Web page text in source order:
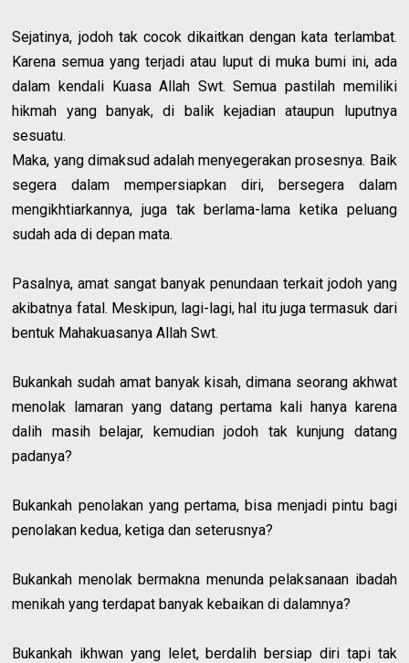
Sejatinya, jodoh tak cocok dikaitkan dengan kata terlambat.
Karena semua yang terjadi atau luput di muka bumi ini, ada
dalam kendali Kuasa Allah Swt. Semua pastilah memiliki
hikmah yang banyak, di balik kejadian ataupun luputnya
sesuatu.
Maka, yang dimaksud adalah menyegerakan prosesnya. Baik
segera dalam mempersiapkan diri, bersegera dalam
mengikhtiarkannya, juga tak berlama-lama ketika peluang
sudah ada di depan mata.
Pasalnya, amat sangat banyak penundaan terkait jodoh yang
akibatnya fatal. Meskipun, lagi-lagi, hal itu juga termasuk dari
bentuk Mahakuasanya Allah Swt.
Bukankah sudah amat banyak kisah, dimana seorang akhwat
menolak lamaran yang datang pertama kali hanya karena
dalih masih belajar, kemudian jodoh tak kunjung datang
padanya?
Bukankah penolakan yang pertama, bisa menjadi pintu bagi
penolakan kedua, ketiga dan seterusnya?
Bukankah menolak bermakna menunda pelaksanaan ibadah
menikah yang terdapat banyak kebaikan di dalamnya?
Bukankah ikhwan yang lelet, berdalih bersiap diri tapi tak